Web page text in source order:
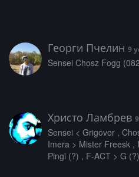
Георги Пчелин 9
Sensei Chosz Fogg
Христо Ламбрев
Sensei < Grigovor ,
Imera > Mister Freesk ,
Pingi (?) , F-ACT > G (?)